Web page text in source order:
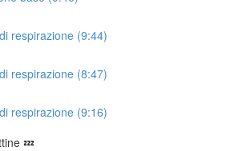
respirazione (9:44)
respirazione (8:47)
respirazione (9:16)
💤